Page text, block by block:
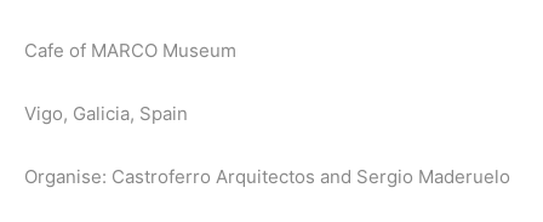
Cafe of MARCO Museum
Vigo, Galicia, Spain
Organise: Castroferro Arquitectos and Sergio Maderuelo